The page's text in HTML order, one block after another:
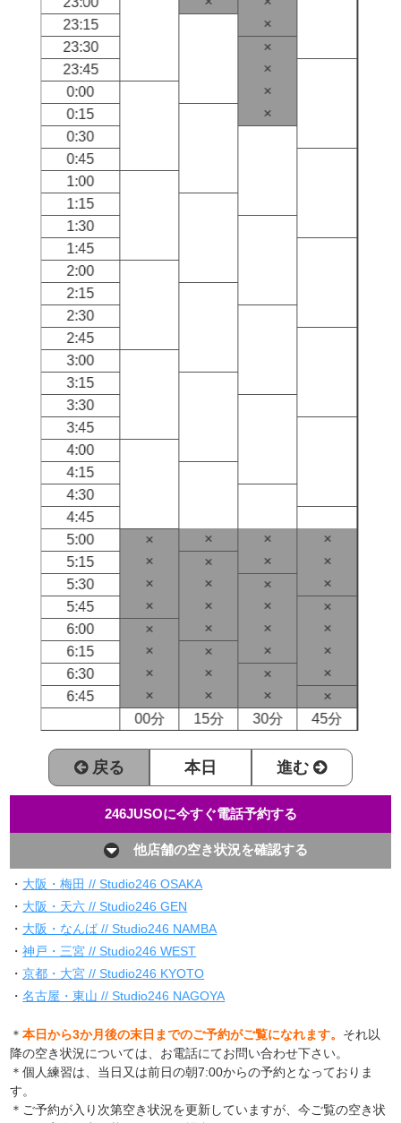
23:15
×
23:30
×
23:45
×
0:00
×
0:15
×
0:30
0:45
1:00
1:15
1:30
1:45
2:00
2:15
2:30
2:45
3:00
3:15
3:30
3:45
4:00
4:15
4:30
4:45
5:00
× × ×
×
5:15
× × ×
×
5:30
× × ×
×
5:45
× × ×
×
6:00
× × ×
×
6:15
× × ×
×
6:30
× × ×
×
6:45
× × ×
×
00分
15分 30分 45分
戻る 本日 進む
246JUSOに今すぐ電話予約する
他店舗の空き状況を確認する
・ 大阪・梅田 // Studio246 OSAKA
・ 大阪・天六 // Studio246 GEN
・ 大阪・なんば // Studio246 NAMBA
・神戸・三宮 // Studio246 WEST
・京都・大宮 // Studio246 KYOTO
・名古屋・東山 // Studio246 NAGOYA
＊本日から3か月後の末日までのご予約がご覧になれます。 それ以
降の空き状況については、お電話にてお問い合わせ下さい。
＊個人練習は、当日又は前日の朝7:00からの予約となっておりま
す。
＊ご予約が入り次第空き状況を更新していますが、今ご覧の空き状